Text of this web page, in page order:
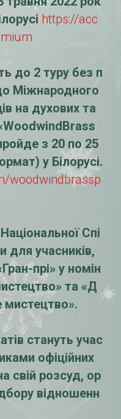
https://acc
до 2 туру без п
Міжнародного
на духових та
з 20 по 25
у Білорусі.
woodwindbrassp
Спі
для учасників,
прі» у номін
та «Д
мистецтво».
стануть учас
офіційних
свій розсуд, ор
відношенн